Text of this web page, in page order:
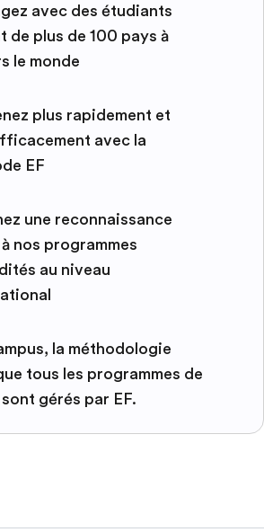
avec des étudiants
de plus de 100 pays à
le monde
plus rapidement et
avec la
EF
une reconnaissance
nos programmes
au niveau
la méthodologie
tous les programmes de
gérés par EF.